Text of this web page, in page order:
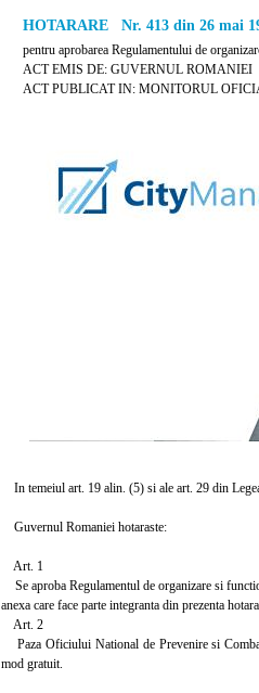
HOTARARE Nr. 413 din 26 mai
pentru aprobarea Regulamentului de
ACT EMIS DE: GUVERNUL ROMANIEI
ACT PUBLICAT IN: MONITORUL
In temeiul art. 19 alin. (5) si ale art. 29 din
Guvernul Romaniei hotaraste:
Art. 1
Se aproba Regulamentul de organizare si
anexa care face parte integranta din prezenta
Art. 2
Paza Oficiului National de Prevenire si
mod gratuit.